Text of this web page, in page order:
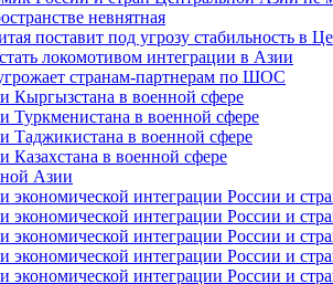
невнятная
поставит под угрозу стабильность в
локомотивом интеграции в Азии
странам-партнерам по ШОС
Кыргызстана в военной сфере
Туркменистана в военной сфере
Таджикистана в военной сфере
Казахстана в военной сфере
Азии
интеграции России и
интеграции России и
интеграции России и
интеграции России и
интеграции России и